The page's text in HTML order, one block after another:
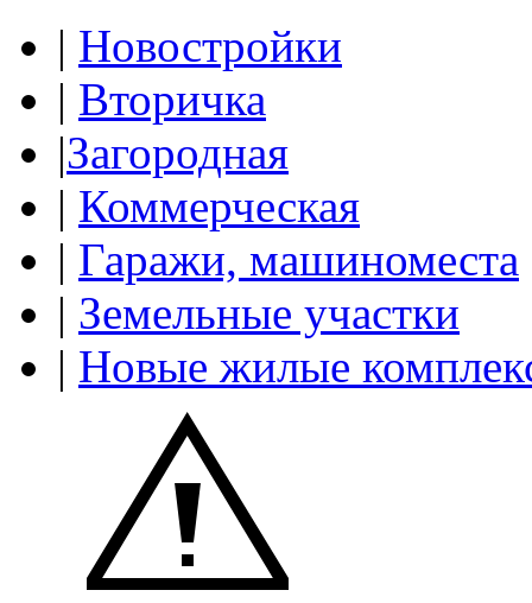
| Новостройки
| Вторичка
|Загородная
| Коммерческая
| Гаражи, машиноместа
| Земельные участки
| Новые жилые